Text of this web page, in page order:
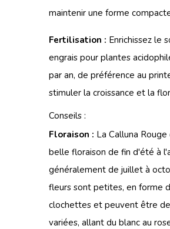
maintenir une forme
Fertilisation : Enrichissez le
engrais pour plantes
par an, de préférence au
stimuler la croissance et la
Conseils :
Floraison : La Calluna
belle floraison de fin d'été à
généralement de juillet à
fleurs sont petites, en forme
clochettes et peuvent être
variées, allant du blanc au